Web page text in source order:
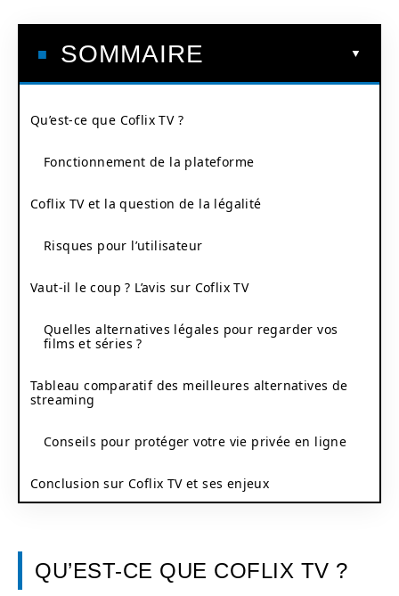
SOMMAIRE
Qu’est-ce que Coflix TV ?
Fonctionnement de la plateforme
Coflix TV et la question de la légalité
Risques pour l’utilisateur
Vaut-il le coup ? L’avis sur Coflix TV
Quelles alternatives légales pour regarder vos
films et séries ?
Tableau comparatif des meilleures alternatives de
streaming
Conseils pour protéger votre vie privée en ligne
Conclusion sur Coflix TV et ses enjeux
QU’EST-CE QUE COFLIX TV ?